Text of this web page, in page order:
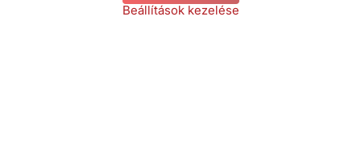
Beállítások kezelése